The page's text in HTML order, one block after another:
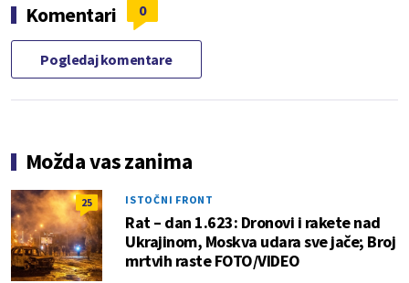
Komentari 0
Pogledaj komentare
Možda vas zanima
25 ISTOČNI FRONT
Rat – dan 1.623: Dronovi i rakete nad
Ukrajinom, Moskva udara sve jače; Broj
mrtvih raste FOTO/VIDEO